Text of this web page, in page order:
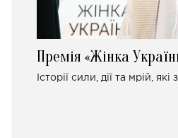
Премія «Жінка
Історії сили, дії та мрій,